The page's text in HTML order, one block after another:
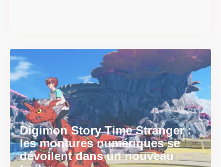
Digimon Story Time Stranger :
les montures numériques se
dévoilent dans un nouveau